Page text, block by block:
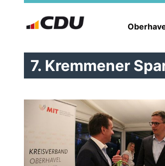
7. Kremmener